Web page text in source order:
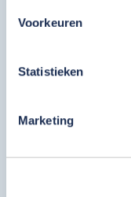
Voorkeuren
Statistieken
Marketing
Hart van